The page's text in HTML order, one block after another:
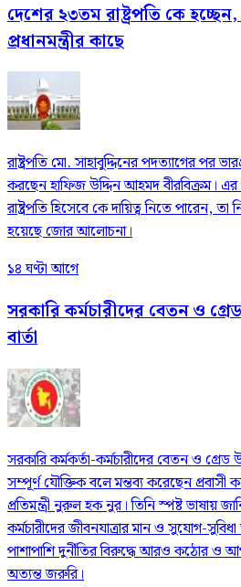
দেশের ২৩তম রাষ্ট্রপতি কে হচ্ছেন,
প্রধানমন্ত্রীর কাছে
রাষ্ট্রপতি মো. সাহাবুদ্দিনের পদত্যাগের পর
করছেন হাফিজ উদ্দিন আহমদ বীরবিক্রম।
রাষ্ট্রপতি হিসেবে কে দায়িত্ব নিতে পারেন,
হয়েছে জোর আলোচনা।
১৪ ঘণ্টা আগে
সরকারি কর্মচারীদের বেতন ও
বার্তা
সরকারি কর্মকর্তা-কর্মচারীদের বেতন ও গ্রেড
সম্পূর্ণ যৌক্তিক বলে মন্তব্য করেছেন প্রবাসী
প্রতিমন্ত্রী নুরুল হক নুর। তিনি স্পষ্ট ভাষায়
কর্মচারীদের জীবনযাত্রার মান ও সুযোগ-
পাশাপাশি দুর্নীতির বিরুদ্ধে আরও কঠোর ও
অত্যন্ত জরুরি।